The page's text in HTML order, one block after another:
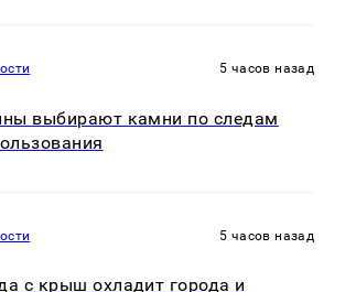
5 часов назад
выбирают камни по следам
5 часов назад
с крыш охладит города и